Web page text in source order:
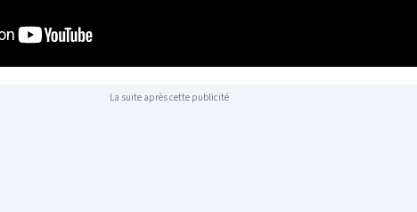
La suite après cette publicité